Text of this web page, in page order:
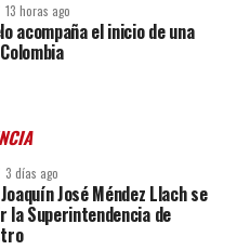
13 horas ago
acompaña el inicio de una
3 días ago
José Méndez Llach se
Superintendencia de